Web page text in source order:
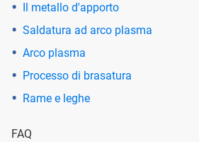
Il metallo d'apporto
Saldatura ad arco plasma
Arco plasma
Processo di brasatura
Rame e leghe
FAQ